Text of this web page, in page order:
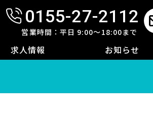
0155-27-2112
営業時間：平日 9:00～18:00まで
求人情報 お知らせ